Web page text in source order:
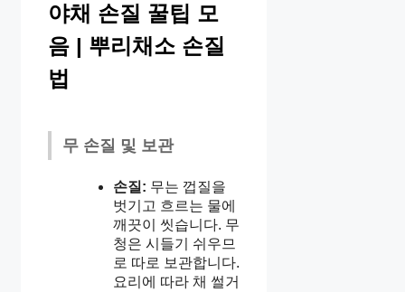
야채 손질 꿀팁 모
음 | 뿌리채소 손질
법
무 손질 및 보관
손질: 무는 껍질을
벗기고 흐르는 물에
깨끗이 씻습니다. 무
청은 시들기 쉬우므
로 따로 보관합니다.
요리에 따라 채 썰거